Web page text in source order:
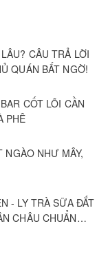
ĐÀO
CÂU TRẢ LỜI
QUÁN BẤT NGỜ!